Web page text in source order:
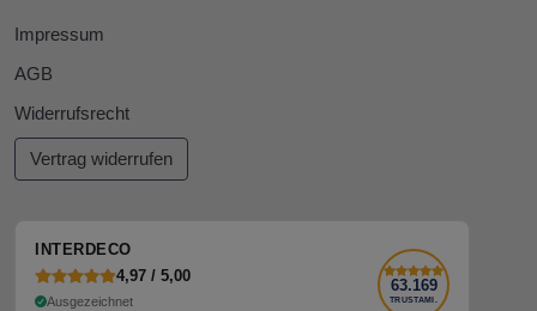
Impressum
AGB
Widerrufsrecht
Vertrag widerrufen
INTERDECO
4,97 / 5,00
Ausgezeichnet
63.169
TRUSTAMI.